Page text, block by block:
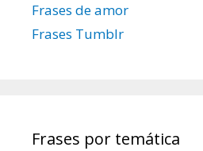
Frases de amor
Frases Tumblr
Frases por temática